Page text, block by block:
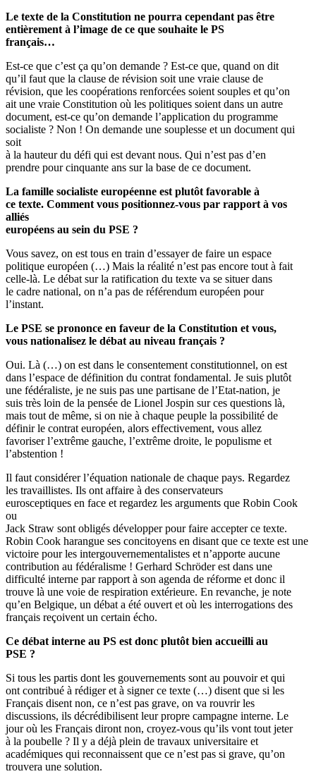
Le texte de la Constitution ne pourra cependant pas être
entièrement à l’image de ce que souhaite le PS
français…
Est-ce que c’est ça qu’on demande ? Est-ce que, quand on dit
qu’il faut que la clause de révision soit une vraie clause de
révision, que les coopérations renforcées soient souples et qu’on
ait une vraie Constitution où les politiques soient dans un autre
document, est-ce qu’on demande l’application du programme
socialiste ? Non ! On demande une souplesse et un document qui
soit
à la hauteur du défi qui est devant nous. Qui n’est pas d’en
prendre pour cinquante ans sur la base de ce document.
La famille socialiste européenne est plutôt favorable à
ce texte. Comment vous positionnez-vous par rapport à vos
alliés
européens au sein du PSE ?
Vous savez, on est tous en train d’essayer de faire un espace
politique européen (…) Mais la réalité n’est pas encore tout à fait
celle-là. Le débat sur la ratification du texte va se situer dans
le cadre national, on n’a pas de référendum européen pour
l’instant.
Le PSE se prononce en faveur de la Constitution et vous,
vous nationalisez le débat au niveau français ?
Oui. Là (…) on est dans le consentement constitutionnel, on est
dans l’espace de définition du contrat fondamental. Je suis plutôt
une fédéraliste, je ne suis pas une partisane de l’Etat-nation, je
suis très loin de la pensée de Lionel Jospin sur ces questions là,
mais tout de même, si on nie à chaque peuple la possibilité de
définir le contrat européen, alors effectivement, vous allez
favoriser l’extrême gauche, l’extrême droite, le populisme et
l’abstention !
Il faut considérer l’équation nationale de chaque pays. Regardez
les travaillistes. Ils ont affaire à des conservateurs
eurosceptiques en face et regardez les arguments que Robin Cook
ou
Jack Straw sont obligés développer pour faire accepter ce texte.
Robin Cook harangue ses concitoyens en disant que ce texte est une
victoire pour les intergouvernementalistes et n’apporte aucune
contribution au fédéralisme ! Gerhard Schröder est dans une
difficulté interne par rapport à son agenda de réforme et donc il
trouve là une voie de respiration extérieure. En revanche, je note
qu’en Belgique, un débat a été ouvert et où les interrogations des
français reçoivent un certain écho.
Ce débat interne au PS est donc plutôt bien accueilli au
PSE ?
Si tous les partis dont les gouvernements sont au pouvoir et qui
ont contribué à rédiger et à signer ce texte (…) disent que si les
Français disent non, ce n’est pas grave, on va rouvrir les
discussions, ils décrédibilisent leur propre campagne interne. Le
jour où les Français diront non, croyez-vous qu’ils vont tout jeter
à la poubelle ? Il y a déjà plein de travaux universitaire et
académiques qui reconnaissent que ce n’est pas si grave, qu’on
trouvera une solution.